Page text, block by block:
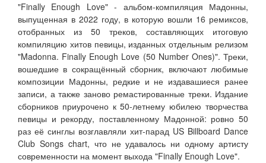
"Finally Enough Love" - альбом-компиляция Мадонны,
выпущенная в 2022 году, в которую вошли 16 ремиксов,
отобранных из 50 треков, составляющих итоговую
компиляцию хитов певицы, изданных отдельным релизом
"Madonna. Finally Enough Love (50 Number Ones)". Треки,
вошедшие в сокращённый сборник, включают любимые
композиции Мадонны, редкие и не издавашиеся ранее
записи, а также заново ремастированные треки. Издание
сборников приурочено к 50-летнему юбилею творчества
певицы и рекорду, поставленному Мадонной: ровно 50
раз её синглы возглавляли хит-парад US Billboard Dance
Club Songs chart, что не удавалось ни одному артисту
современности на момент выхода "Finally Enough Love".